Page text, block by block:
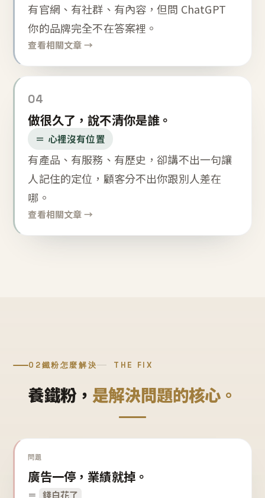
有官網、有社群、有內容，但問 ChatGPT
你的品牌完全不在答案裡。
查看相關文章 →
04
做很久了，說不清你是誰。
＝ 心裡沒有位置
有產品、有服務、有歷史，卻講不出一句讓
人記住的定位，顧客分不出你跟別人差在
哪。
查看相關文章 →
02鐵粉怎麼解決 THE FIX
養鐵粉， 是解決問題的核心。
問題
廣告一停，業績就掉。
＝ 錢白花了